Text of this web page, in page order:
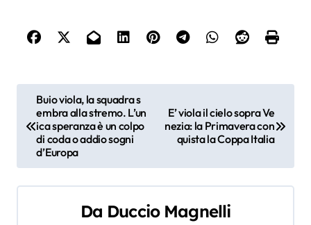
a
i
Buio viola, la squadra s
embra alla stremo. L’un
ica speranza è un colpo
di coda o addio sogni
d’Europa
E’ viola il cielo sopra Ve
nezia: la Primavera con
quista la Coppa Italia
Da Duccio Magnelli